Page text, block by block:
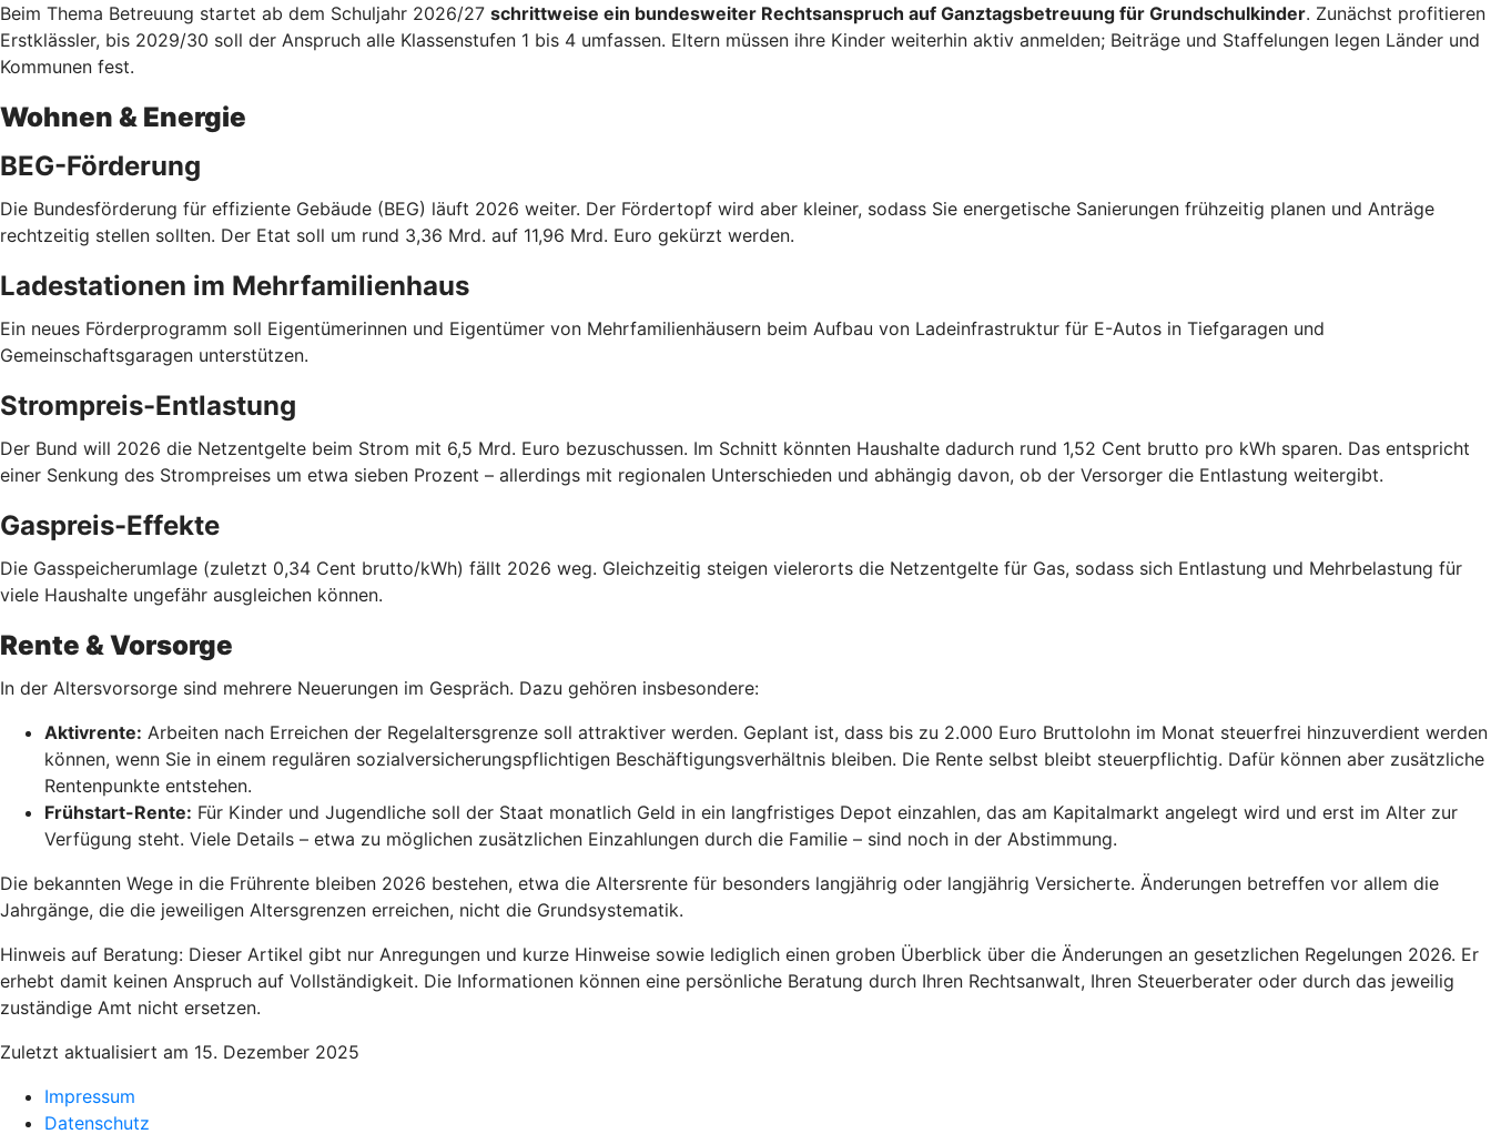
Beim Thema Betreuung startet ab dem Schuljahr 2026/27 schrittweise ein bundesweiter Rechtsanspruch auf Ganztagsbetreuung für Grundschulkinder. Zunächst profitieren
Erstklässler, bis 2029/30 soll der Anspruch alle Klassenstufen 1 bis 4 umfassen. Eltern müssen ihre Kinder weiterhin aktiv anmelden; Beiträge und Staffelungen legen Länder und
Kommunen fest.
Wohnen & Energie
BEG-Förderung
Die Bundesförderung für effiziente Gebäude (BEG) läuft 2026 weiter. Der Fördertopf wird aber kleiner, sodass Sie energetische Sanierungen frühzeitig planen und Anträge
rechtzeitig stellen sollten. Der Etat soll um rund 3,36 Mrd. auf 11,96 Mrd. Euro gekürzt werden.
Ladestationen im Mehrfamilienhaus
Ein neues Förderprogramm soll Eigentümerinnen und Eigentümer von Mehrfamilienhäusern beim Aufbau von Ladeinfrastruktur für E-Autos in Tiefgaragen und
Gemeinschaftsgaragen unterstützen.
Strompreis-Entlastung
Der Bund will 2026 die Netzentgelte beim Strom mit 6,5 Mrd. Euro bezuschussen. Im Schnitt könnten Haushalte dadurch rund 1,52 Cent brutto pro kWh sparen. Das entspricht
einer Senkung des Strompreises um etwa sieben Prozent – allerdings mit regionalen Unterschieden und abhängig davon, ob der Versorger die Entlastung weitergibt.
Gaspreis-Effekte
Die Gasspeicherumlage (zuletzt 0,34 Cent brutto/kWh) fällt 2026 weg. Gleichzeitig steigen vielerorts die Netzentgelte für Gas, sodass sich Entlastung und Mehrbelastung für
viele Haushalte ungefähr ausgleichen können.
Rente & Vorsorge
In der Altersvorsorge sind mehrere Neuerungen im Gespräch. Dazu gehören insbesondere:
Aktivrente: Arbeiten nach Erreichen der Regelaltersgrenze soll attraktiver werden. Geplant ist, dass bis zu 2.000 Euro Bruttolohn im Monat steuerfrei hinzuverdient werden
können, wenn Sie in einem regulären sozialversicherungspflichtigen Beschäftigungsverhältnis bleiben. Die Rente selbst bleibt steuerpflichtig. Dafür können aber zusätzliche
Rentenpunkte entstehen.
Frühstart-Rente: Für Kinder und Jugendliche soll der Staat monatlich Geld in ein langfristiges Depot einzahlen, das am Kapitalmarkt angelegt wird und erst im Alter zur
Verfügung steht. Viele Details – etwa zu möglichen zusätzlichen Einzahlungen durch die Familie – sind noch in der Abstimmung.
Die bekannten Wege in die Frührente bleiben 2026 bestehen, etwa die Altersrente für besonders langjährig oder langjährig Versicherte. Änderungen betreffen vor allem die
Jahrgänge, die die jeweiligen Altersgrenzen erreichen, nicht die Grundsystematik.
Hinweis auf Beratung: Dieser Artikel gibt nur Anregungen und kurze Hinweise sowie lediglich einen groben Überblick über die Änderungen an gesetzlichen Regelungen 2026. Er
erhebt damit keinen Anspruch auf Vollständigkeit. Die Informationen können eine persönliche Beratung durch Ihren Rechtsanwalt, Ihren Steuerberater oder durch das jeweilig
zuständige Amt nicht ersetzen.
Zuletzt aktualisiert am 15. Dezember 2025
Impressum
Datenschutz